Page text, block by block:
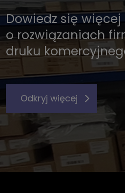
Dowiedz się więcej
o rozwiązaniach
druku
Odkryj więcej